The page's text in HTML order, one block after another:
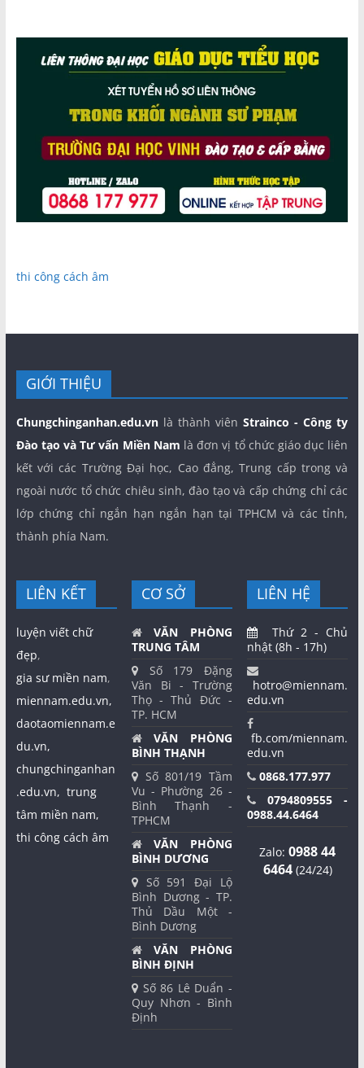
thi công cách âm
GIỚI THIỆU
Chungchinganhan.edu.vnlà thành viênStrainco - Công ty
Đào tạo và Tư vấn Miền Nam là đơn vị tổ chức giáo dục liên
kết với các Trường Đại học, Cao đẳng, Trung cấp trong và
ngoài nước tổ chức chiêu sinh, đào tạo và cấp chứng chỉ các
lớp chứng chỉ ngắn hạn ngắn hạn tại TPHCM và các tỉnh,
thành phía Nam.
LIÊN KẾT
luyện viết chữ
đẹp,
gia sư miền nam,
miennam.edu.vn,
daotaomiennam.e
du.vn,
chungchinganhan
.edu.vn, trung
tâm miền nam,
thi công cách âm
CƠ SỞ
VĂN PHÒNG
TRUNG TÂM
Số 179 Đặng
Văn Bi - Trường
Thọ - Thủ Đức -
TP. HCM
VĂN PHÒNG
BÌNH THẠNH
Số 801/19 Tầm
Vu - Phường 26 -
Bình Thạnh -
TPHCM
VĂN PHÒNG
BÌNH DƯƠNG
Số 591 Đại Lộ
Bình Dương - TP.
Thủ Dầu Một -
Bình Dương
VĂN PHÒNG
BÌNH ĐỊNH
Số 86 Lê Duẩn -
Quy Nhơn - Bình
Định
LIÊN HỆ
Thứ 2 - Chủ
nhật (8h - 17h)
hotro@miennam.
edu.vn
fb.com/miennam.
edu.vn
0868.177.977
0794809555 -
0988.44.6464
Zalo:0988 44
6464(24/24)